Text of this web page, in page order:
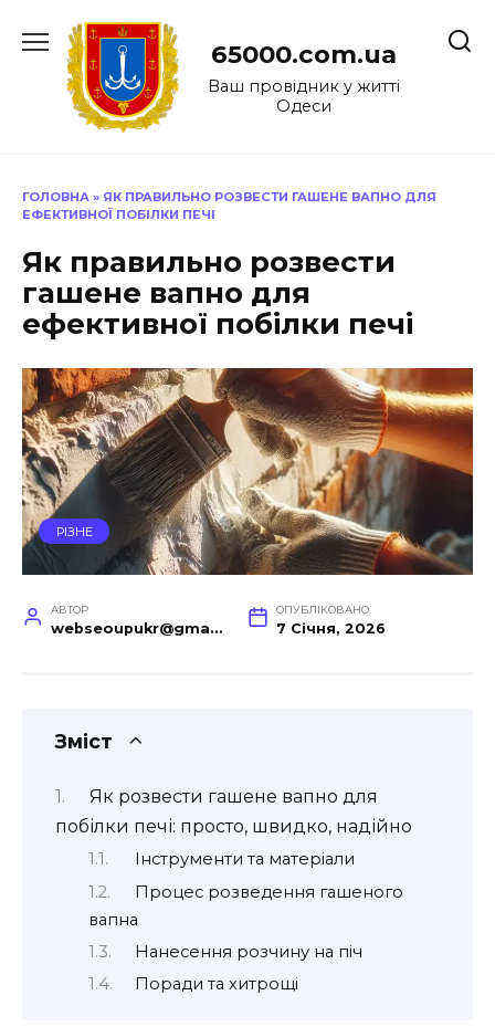
до
65000.com.ua
Ваш провідник у житті
Одеси
ГОЛОВНА » ЯК ПРАВИЛЬНО РОЗВЕСТИ ГАШЕНЕ ВАПНО ДЛЯ
ЕФЕКТИВНОЇ ПОБІЛКИ ПЕЧІ
Як правильно розвести
гашене вапно для
ефективної побілки печі
РІЗНЕ
АВТОР
webseoupukr@gmail.com
ОПУБЛІКОВАНО
7 Січня, 2026
Зміст
Як розвести гашене вапно для
побілки печі: просто, швидко, надійно
Інструменти та матеріали
Процес розведення гашеного
вапна
Нанесення розчину на піч
Поради та хитрощі